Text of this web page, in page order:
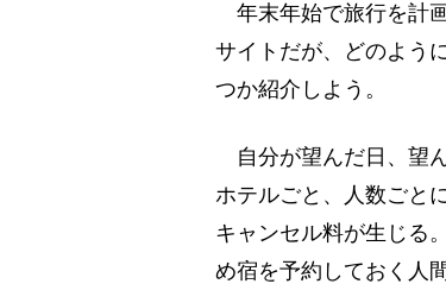
年末年始で旅行を計
サイトだが、どのよう
つか紹介しよう。
自分が望んだ日、望
ホテルごと、人数ごと
キャンセル料が生じる
め宿を予約しておく人